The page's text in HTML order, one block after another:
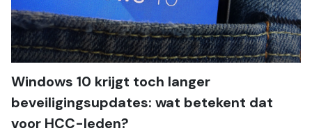
Windows 10 krijgt toch langer
beveiligingsupdates: wat betekent dat
voor HCC-leden?